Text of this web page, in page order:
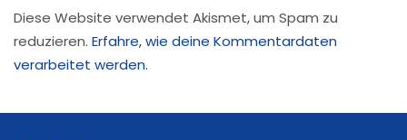
Diese Website verwendet Akismet, um Spam zu
reduzieren. Erfahre, wie deine Kommentardaten
verarbeitet werden.